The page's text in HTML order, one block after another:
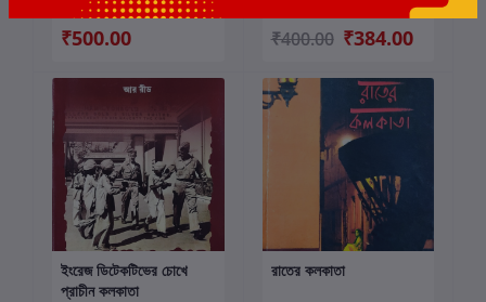
₹500.00 ₹400.00 ₹384.00
কার্টে যোগ করুন
ইংরেজ ডিটেকটিভের চোখে
প্রাচীন কলকাতা
কার্টে যোগ করুন
রাতের কলকাতা